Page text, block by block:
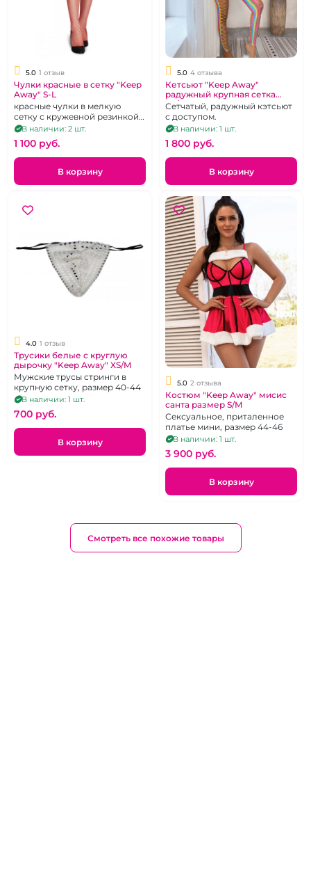
5.0 1 отзыв
Чулки красные в сетку "Keep
Away" S-L
красные чулки в мелкую
сетку с кружевной резинкой
на силиконе размер S-L
В наличии: 2 шт.
1 100 pуб.
В корзину
5.0 4 отзыва
Кетсьют "Keep Away"
радужный крупная сетка
XS/M
Сетчатый, радужный кэтсьют
с доступом.
В наличии: 1 шт.
1 800 pуб.
В корзину
4.0 1 отзыв
Трусики белые с круглую
дырочку "Keep Away" XS/M
Мужские трусы стринги в
крупную сетку, размер 40-44
В наличии: 1 шт.
700 pуб.
В корзину
5.0 2 отзыва
Костюм "Keep Away" мисис
санта размер S/M
Сексуальное, приталенное
платье мини, размер 44-46
В наличии: 1 шт.
3 900 pуб.
В корзину
Смотреть все похожие товары